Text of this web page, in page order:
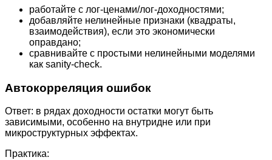
работайте с лог-ценами/лог-доходностями;
добавляйте нелинейные признаки (квадраты,
взаимодействия), если это экономически
оправдано;
сравнивайте с простыми нелинейными моделями
как sanity-check.
Автокорреляция ошибок
Ответ: в рядах доходности остатки могут быть
зависимыми, особенно на внутридне или при
микроструктурных эффектах.
Практика: